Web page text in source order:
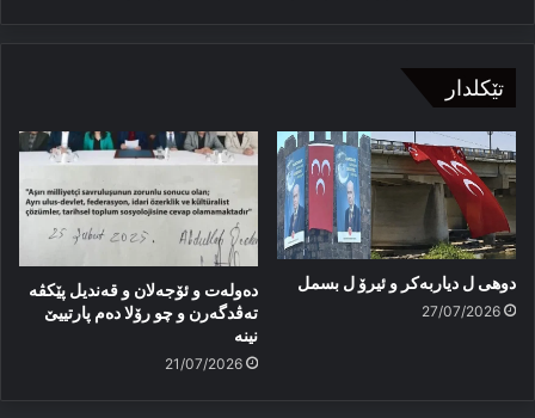
تێکلدار
دوهی ل دیاربەکر و ئیرۆ ل بسمل
27/07/2026
دەولەت و ئۆجەلان و قەندیل پێکڤە
تەڤدگەرن و چو رۆلا دەم پارتییێ
نینە
21/07/2026